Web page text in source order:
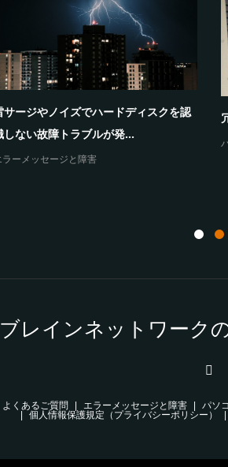
トロイの
ています
エラーメッ
ブレインネットワーク
よくあるご質問 エラーメッセージと障害 パソ
個人情報保護規定（プライバシーポリシー）